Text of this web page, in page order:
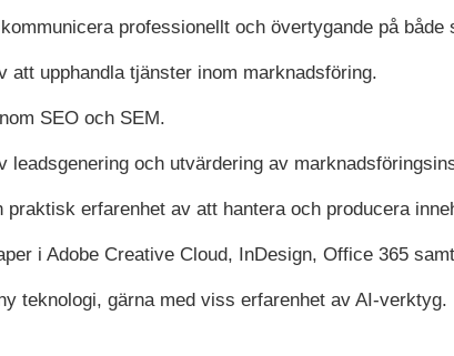
professionellt och övertygande på både
att upphandla tjänster inom marknadsföring.
SEO och SEM.
leadsgenering och utvärdering av
praktisk erfarenhet av att hantera och producera
i Adobe Creative Cloud, InDesign, Office 365
teknologi, gärna med viss erfarenhet av AI-verktyg.